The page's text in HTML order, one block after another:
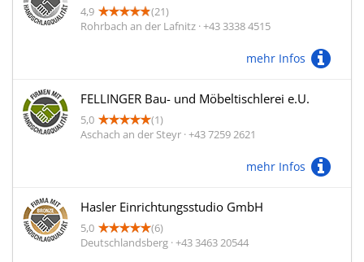
4,9
(21)
Rohrbach an der Lafnitz · +43 3338 4515
mehr Infos
FELLINGER Bau- und Möbeltischlerei e.U.
5,0
(1)
Aschach an der Steyr · +43 7259 2621
mehr Infos
Hasler Einrichtungsstudio GmbH
5,0
(6)
Deutschlandsberg · +43 3463 20544